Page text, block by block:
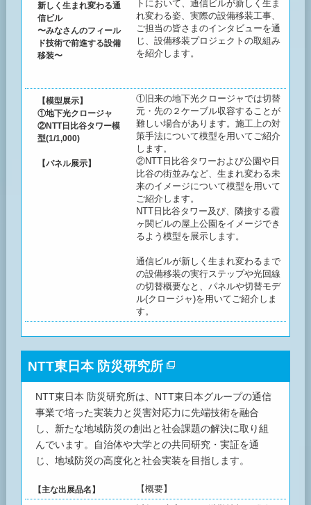
新しく生まれ変わる通
信ビル
〜みなさんのフィール
ド技術で前進する設備
移装〜
トにおいて、通信ビルが新しく生ま
れ変わる姿、実際の設備移装工事、
ご担当の皆さまのインタビューを通
じ、設備移装プロジェクトの取組み
を紹介します。
【模型展示】
①地下光クロージャ
②NTT日比谷タワー模
型(1/1,000)
【パネル展示】
①旧来の地下光クロージャでは切替
元・先の２ケーブル収容することが
難しい場合があります。施工上の対
策手法について模型を用いてご紹介
します。
②NTT日比谷タワーおよび公園や日
比谷の街並みなど、生まれ変わる未
来のイメージについて模型を用いて
ご紹介します。
NTT日比谷タワー及び、隣接する霞
ヶ関ビルの屋上公園をイメージでき
るよう模型を展示します。
通信ビルが新しく生まれ変わるまで
の設備移装の実行ステップや光回線
の切替概要なと、パネルや切替モデ
ル(クロージャ)を用いてご紹介しま
す。
NTT東日本 防災研究所
NTT東日本 防災研究所は、NTT東日本グループの通信
事業で培った実装力と災害対応力に先端技術を融合
し、新たな地域防災の創出と社会課題の解決に取り組
んでいます。自治体や大学との共同研究・実証を通
じ、地域防災の高度化と社会実装を目指します。
【主な出展品名】
【概要】